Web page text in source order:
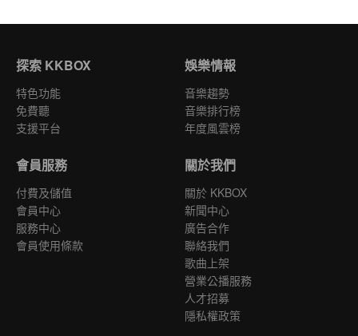
探索 KKBOX
特色功能
免費聽
支援平台
娛樂情報
音樂趨勢
音樂排行榜
年度風雲榜
會員服務
付費及儲值
會員中心
服務中心
會員使用條款
關於我們
關於 KKBOX
新聞中心
廣告合作
聯絡我們
歌曲上架
營業公播服務
人才招募
隱私權政策